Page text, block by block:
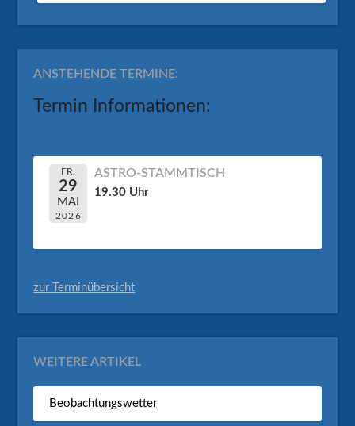
ANSTEHENDE TERMINE:
Termin Informationen:
FR.
29
MAI
2026
ASTRO-STAMMTISCH
19.30 Uhr
zur Terminübersicht
WEITERE ARTIKEL
Beobachtungswetter